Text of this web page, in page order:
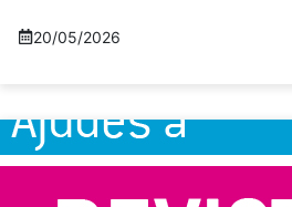
20/05/2026